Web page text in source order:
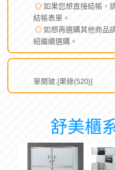
◎如果您想直接結帳，
結帳表單。
◎如想再選購其他商品
紹繼續選購。
單開玻.[果綠(520)]
舒美櫃